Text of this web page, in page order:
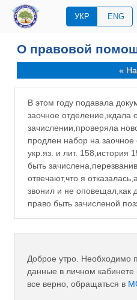
УКР ENG
О правовой
«
В этом году подавала
заочное отделение,ждала
зачислении,проверяла
продлен набор на
укр.яз. и лит.
быть
отвечают,что я
звонил и не оповещал,как
право быть зачисленой
Доброе утро. Необходимо
данные в личном
все верно, обращаться в